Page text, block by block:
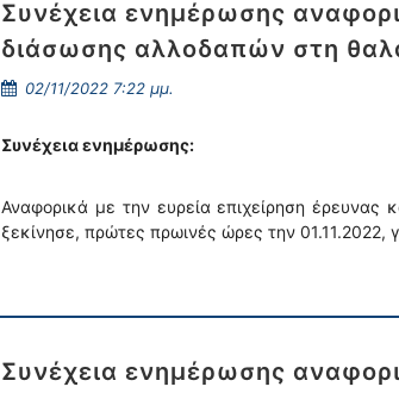
Συνέχεια ενημέρωσης
διάσωσης αλλοδαπών στη
02/11/2022 7:22 μμ.
Συνέχεια ενημέρωσης:
Αναφορικά με την ευρεία επιχείρηση
ξεκίνησε, πρώτες πρωινές ώρες την 01.11.2022,
Συνέχεια ενημέρωσης